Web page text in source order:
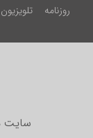
روزنامە تلویزیون
سایت